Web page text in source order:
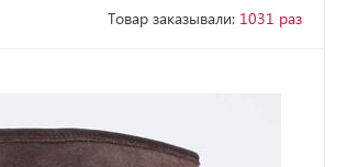
Товар заказывали: 1031 раз